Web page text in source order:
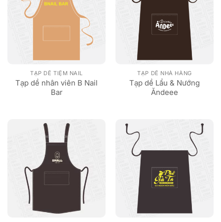
TẠP DỀ TIỆM NAIL
Tạp dề nhân viên B Nail
Bar
TẠP DỀ NHÀ HÀNG
Tạp dề Lẩu & Nướng
Ăndeee